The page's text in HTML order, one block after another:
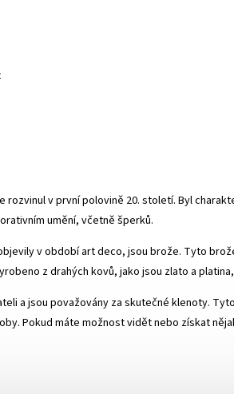
v první polovině 20. století. Byl
umění, včetně šperků.
v období art deco, jsou brože. Tyto
z drahých kovů, jako jsou zlato a
a jsou považovány za skutečné klenoty.
Pokud máte možnost vidět nebo získat